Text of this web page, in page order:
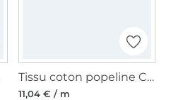
Tissu coton popeline Cherries,rose fuchsia
11,04 € / m